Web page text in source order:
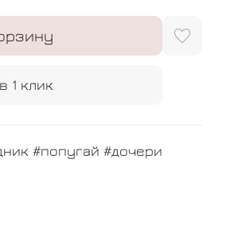
1 клик
#попугай #дочери